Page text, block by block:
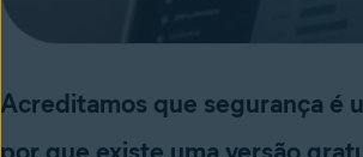
Acreditamos que segurança é